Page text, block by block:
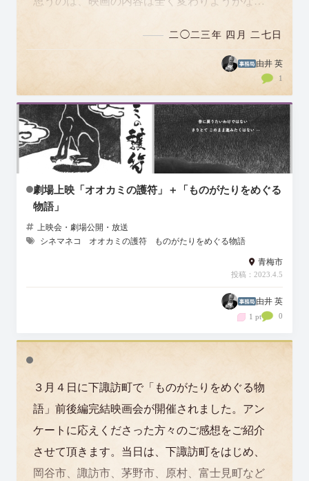
二◯二三年 四月 二七日
由井 英
1
劇場上映「オオカミの護符」＋「ものがたりをめぐる
物語」
上映会・劇場公開・放送
シネマネコ
オオカミの護符 ものがたりをめぐる物語
青梅市
投稿：2023.4.5
由井 英
1 pt 0
３月４日に下諏訪町で「ものがたりをめぐる物
語」前後編完結映画会が開催されました。アン
ケートに応えくださった方々のご感想をご紹介
させて頂きます。当日は、下諏訪町をはじめ、
岡谷市、諏訪市、茅野市、原村、富士見町など